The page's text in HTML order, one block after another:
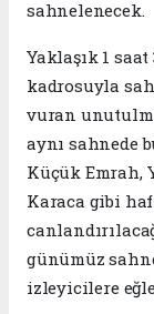
sahnelenecek.
Yaklaşık 1
kadrosuyla
vuran
aynı sahnede
Küçük Emrah,
Karaca gibi
günümüz
izleyicilere